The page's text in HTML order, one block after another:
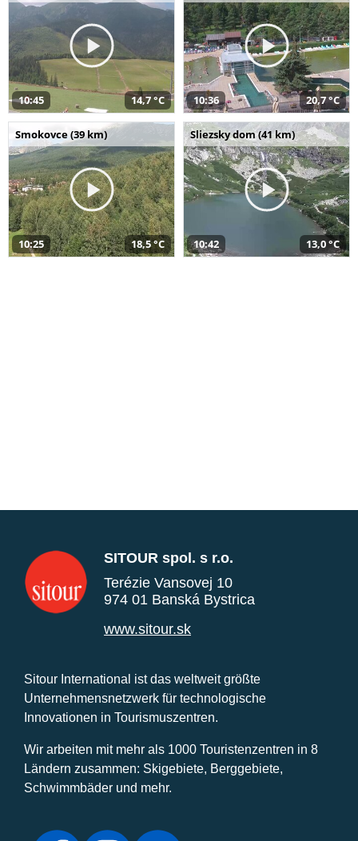
10:45 14,7 °C 10:36 20,7 °C
Smokovce (39 km)
10:25 18,5 °C
Sliezsky dom (41 km)
10:42 13,0 °C
SITOUR spol. s r.o.
Terézie Vansovej 10
974 01 Banská Bystrica
www.sitour.sk
Sitour International ist das weltweit größte
Unternehmensnetzwerk für technologische
Innovationen in Tourismuszentren.
Wir arbeiten mit mehr als 1000 Touristenzentren in 8
Ländern zusammen: Skigebiete, Berggebiete,
Schwimmbäder und mehr.